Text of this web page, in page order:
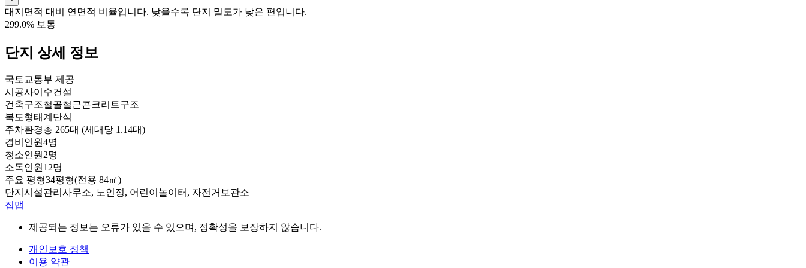
대지면적 대비 연면적 비율입니다. 낮을수록 단지 밀도가 낮은 편입니다.
299.0% 보통
단지 상세 정보
국토교통부 제공
시공사이수건설
건축구조철골철근콘크리트구조
복도형태계단식
주차환경총 265대 (세대당 1.14대)
경비인원4명
청소인원2명
소독인원12명
주요 평형34평형(전용 84㎡)
단지시설관리사무소, 노인정, 어린이놀이터, 자전거보관소
집맵
제공되는 정보는 오류가 있을 수 있으며, 정확성을 보장하지 않습니다.
개인보호 정책
이용 약관